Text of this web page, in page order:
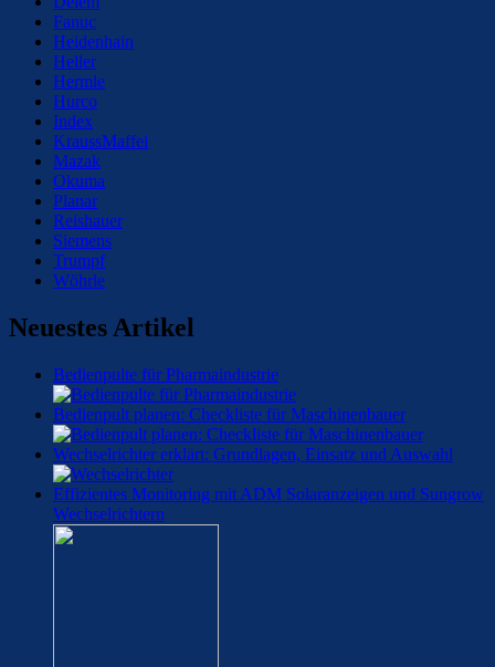
Fanuc
Heidenhain
Heller
Hermle
Hurco
Index
KraussMaffei
Mazak
Okuma
Planar
Reishauer
Siemens
Trumpf
Wöhrle
Neuestes Artikel
Bedienpulte für Pharmaindustrie
Bedienpult planen: Checkliste für Maschinenbauer
Wechselrichter erklärt: Grundlagen, Einsatz und Auswahl
Effizientes Monitoring mit ADM Solaranzeigen und Sungrow
Wechselrichtern